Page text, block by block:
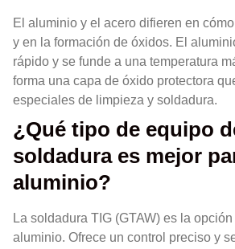
El aluminio y el acero difieren en
y en la formación de óxidos. El
rápido y se funde a una temperatura
forma una capa de óxido protectora
especiales de limpieza y soldadura.
¿Qué tipo de equipo
soldadura es mejor
aluminio?
La soldadura TIG (GTAW) es la
aluminio. Ofrece un control preciso y